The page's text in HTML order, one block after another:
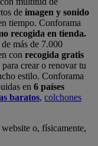
de imagen y sonido
tiempo. Conforama
recogida en tienda.
más de 7.000
con recogida gratis
para crear o renovar tu
estilo. Conforama
en 6 países
baratos, colchones
o, físicamente,